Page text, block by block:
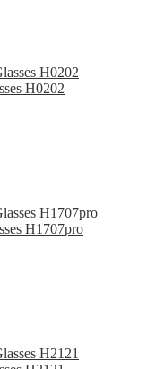
H0202
H1707pro